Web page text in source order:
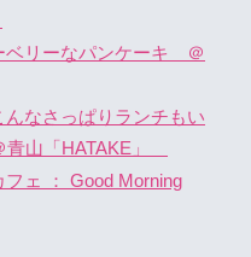
ベリーなパンケーキ ＠
なさっぱりランチもい
山「HATAKE」
ェ ： Good Morning